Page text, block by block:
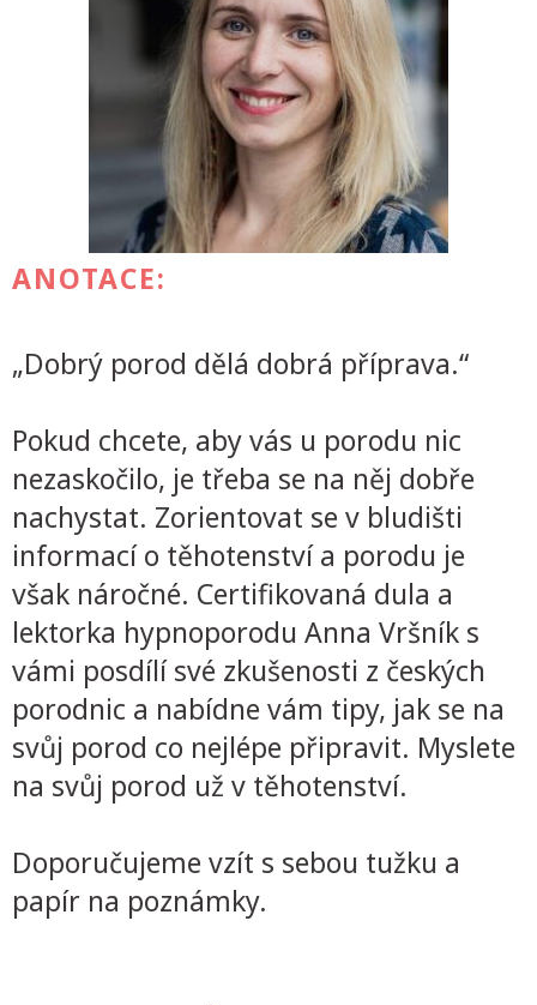
ANOTACE:
„Dobrý porod dělá dobrá příprava.“
Pokud chcete, aby vás u porodu nic
nezaskočilo, je třeba se na něj dobře
nachystat. Zorientovat se v bludišti
informací o těhotenství a porodu je
však náročné. Certifikovaná dula a
lektorka hypnoporodu Anna Vršník s
vámi posdílí své zkušenosti z českých
porodnic a nabídne vám tipy, jak se na
svůj porod co nejlépe připravit. Myslete
na svůj porod už v těhotenství.
Doporučujeme vzít s sebou tužku a
papír na poznámky.